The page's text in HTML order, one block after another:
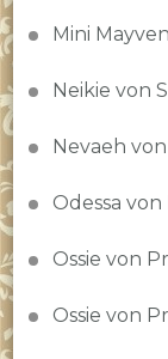
Mini
Neikie von
Nevaeh von
Odessa
Ossie von
Ossie von